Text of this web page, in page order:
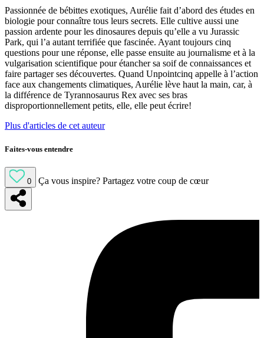
Passionnée de bébittes exotiques, Aurélie fait d’abord des études en
biologie pour connaître tous leurs secrets. Elle cultive aussi une
passion ardente pour les dinosaures depuis qu’elle a vu Jurassic
Park, qui l’a autant terrifiée que fascinée. Ayant toujours cinq
questions pour une réponse, elle passe ensuite au journalisme et à la
vulgarisation scientifique pour étancher sa soif de connaissances et
faire partager ses découvertes. Quand Unpointcinq appelle à l’action
face aux changements climatiques, Aurélie lève haut la main, car, à
la différence de Tyrannosaurus Rex avec ses bras
disproportionnellement petits, elle, elle peut écrire!
Plus d'articles de cet auteur
Faites-vous entendre
0 Ça vous inspire? Partagez votre coup de cœur